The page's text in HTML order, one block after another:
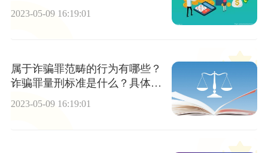
些属于婚前财产？
2023-05-09 16:19:01
属于诈骗罪范畴的行为有哪些？
诈骗罪量刑标准是什么？具体量
刑是多少？
2023-05-09 16:19:01